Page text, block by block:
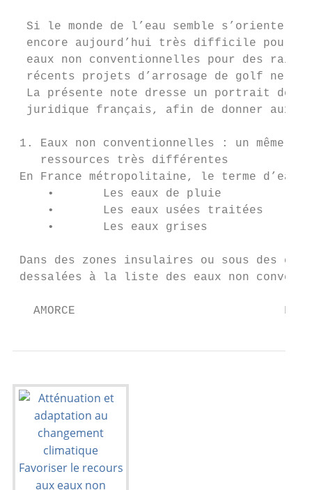
Si le monde de l’eau semble s’orienter
encore aujourd’hui très difficile pour
eaux non conventionnelles pour des
récents projets d’arrosage de golf ne
La présente note dresse un portrait des
juridique français, afin de donner aux
1. Eaux non conventionnelles : un même
    ressources très différentes
En France métropolitaine, le terme
     •       Les eaux de pluie
     •       Les eaux usées traitées
     •       Les eaux grises
Dans des zones insulaires ou sous des
dessalées à la liste des eaux non
AMORCE